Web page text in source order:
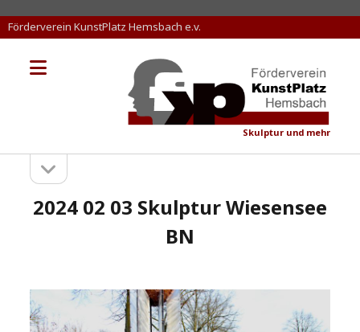
Förderverein KunstPlatz Hemsbach e.v.
Skulptur und mehr
Menü
Sidebaröffnen
2024 02 03 Skulptur Wiesensee
BN